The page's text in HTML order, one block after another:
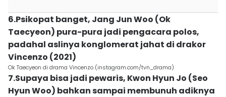
6.Psikopat banget, Jang Jun Woo (Ok
Taecyeon) pura-pura jadi pengacara polos,
padahal aslinya konglomerat jahat di drakor
Vincenzo (2021)
Ok Taecyeon di drama Vincenzo (instagram.com/tvn_drama)
7.Supaya bisa jadi pewaris, Kwon Hyun Jo (Seo
Hyun Woo) bahkan sampai membunuh adiknya